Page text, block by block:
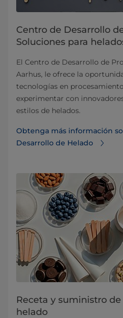
Centro de Desarrollo
Soluciones para
El Centro de Desarrollo de
Aarhus, le ofrece la
tecnologías en
experimentar con
estilos de helados.
Obtenga más información
Desarrollo de Helado
Receta y suministro
helado